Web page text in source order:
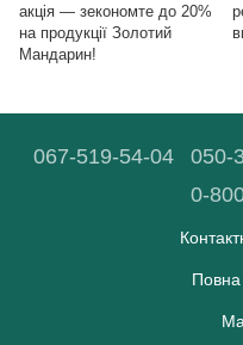
акція ― зекономте до 20%
на продукції Золотий
Мандарин!
067-519-54-04 050-
0-
Повна